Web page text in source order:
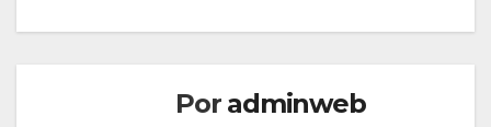
Por adminweb